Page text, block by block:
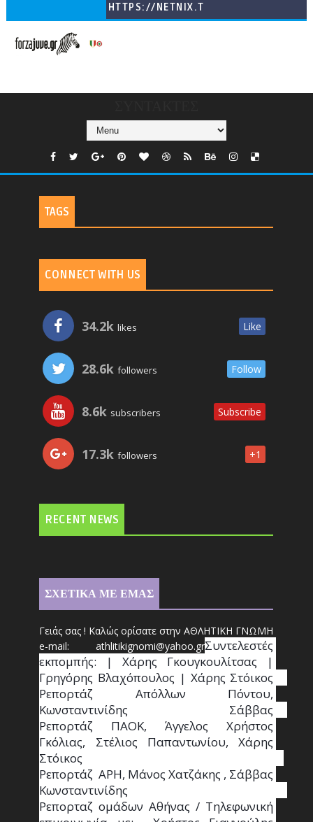
HTTPS://NETNIX.T
TAGS
CONNECT WITH US
34.2k likes Like
28.6k followers Follow
8.6k subscribers Subscribe
17.3k followers +1
RECENT NEWS
ΣΧΕΤΙΚΑ ΜΕ ΕΜΑΣ
Γειάς σας ! Καλώς ορίσατε στην ΑΘΛΗΤΙΚΗ ΓΝΩΜΗ
e-mail: athlitikignomi@yahoo.grΣυντελεστές
εκπομπής: | Χάρης Γκουγκουλίτσας |
Γρηγόρης Βλαχόπουλος | Χάρης Στόικος
Ρεπορτάζ Απόλλων Πόντου,
Κωνσταντινίδης   Σάββας
Ρεπορτάζ ΠΑΟΚ, Άγγελος Χρήστος
Γκόλιας, Στέλιος Παπαντωνίου, Χάρης
Στόικος
Ρεπορτάζ  ΑΡΗ, Μάνος Χατζάκης , Σάββας
Κωνσταντινίδης
Ρεπορταζ ομάδων Αθήνας / Τηλεφωνική